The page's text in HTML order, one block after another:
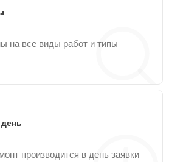
на все виды работ и типы
производится в день заявки